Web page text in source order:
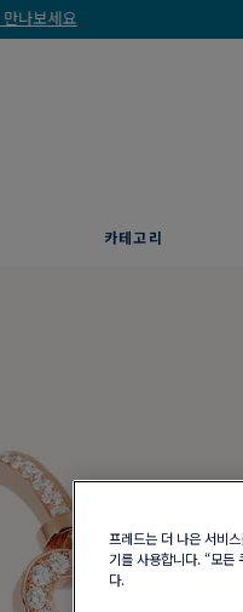
카테고리
프레드는 더 나은 서비
기를 사용합니다. “모든
다.